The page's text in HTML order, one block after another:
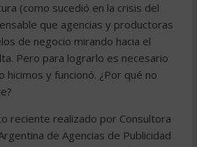
(como sucedió en la crisis del
que agencias y productoras
de negocio mirando hacia el
Pero para lograrlo es necesario
hicimos y funcionó. ¿Por qué no
reciente realizado por Consultora
de Agencias de Publicidad